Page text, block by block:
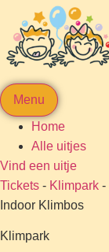
Menu
Home
Alle uitjes
Vind een uitje
Tickets - Klimpark -
Indoor Klimbos
Klimpark